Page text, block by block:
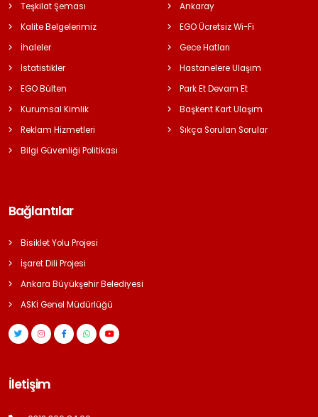
Teşkilat Şeması
Kalite Belgelerimiz
İhaleler
İstatistikler
EGO Bülten
Kurumsal Kimlik
Reklam Hizmetleri
Bilgi Güvenliği Politikası
Ankaray
EGO Ücretsiz Wi-Fi
Gece Hatları
Hastanelere Ulaşım
Park Et Devam Et
Başkent Kart Ulaşım
Sıkça Sorulan Sorular
Bağlantılar
Bisiklet Yolu Projesi
İşaret Dili Projesi
Ankara Büyükşehir Belediyesi
ASKİ Genel Müdürlüğü
İletişim